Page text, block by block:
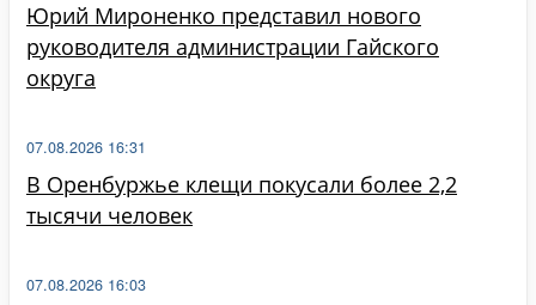
Юрий Мироненко представил нового
руководителя администрации Гайского
округа
В Оренбуржье клещи покусали более 2,2
тысячи человек
07.08.2026 16:31
07.08.2026 16:03